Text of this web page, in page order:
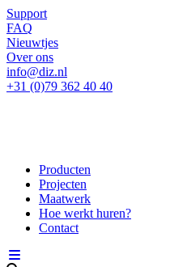
Support
FAQ
Nieuwtjes
Over ons
info@diz.nl
+31 (0)79 362 40 40
Producten
Projecten
Maatwerk
Hoe werkt huren?
Contact